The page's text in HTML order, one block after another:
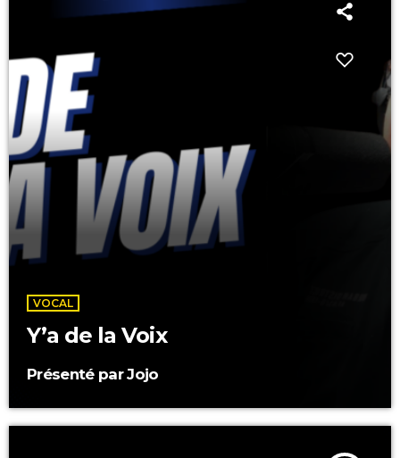
VOCAL
Y’a de la Voix
Présenté par Jojo